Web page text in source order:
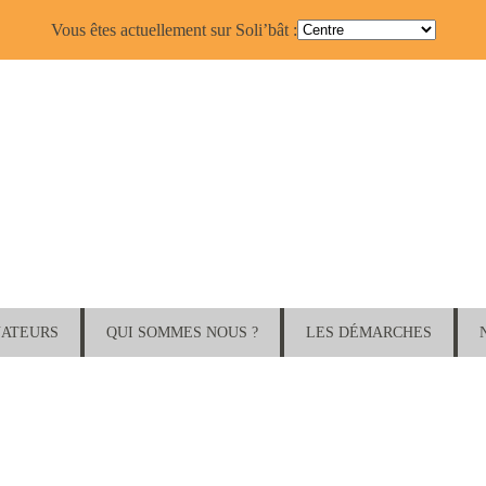
Vous êtes actuellement sur Soli’bât :
QUI SOMMES NOUS ? LES DÉMARCHES